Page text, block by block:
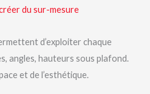
du sur-mesure
d’exploiter chaque
angles, hauteurs sous plafond.
et de l’esthétique.